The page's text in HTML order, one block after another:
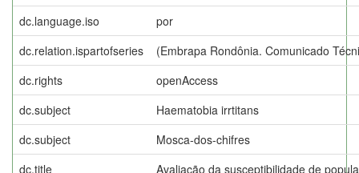
dc.language.iso
por
dc.relation.ispartofseries
(Embrapa Rondônia. Comunicado
dc.rights
openAccess
dc.subject
Haematobia irrtitans
dc.subject
Mosca-dos-chifres
dc.title
Avaliação da susceptibilidade de